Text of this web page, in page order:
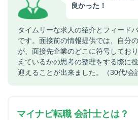
良かった！
タイムリーな求人の紹介とフィード
です。面接前の情報提供では、自分
が、面接先企業のどこに符号してお
えているかの思考の整理をする際に
迎えることが出来ました。（30代/会
マイナビ転職 会計士とは？